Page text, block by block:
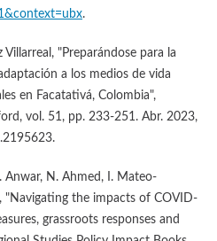
.
Villarreal, "Preparándose para la
a los medios de vida
en Facatativá, Colombia",
vol. 51, pp. 233-251. Abr. 2023,
Anwar, N. Ahmed, I. Mateo-
"Navigating the impacts of COVID-
grassroots responses and